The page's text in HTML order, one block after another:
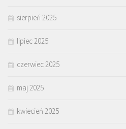
sierpień 2025
lipiec 2025
czerwiec 2025
maj 2025
kwiecień 2025